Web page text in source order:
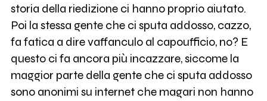
storia della riedizione ci hanno proprio aiutato.
Poi la stessa gente che ci sputa addosso, cazzo,
fa fatica a dire vaffanculo al capoufficio, no? E
questo ci fa ancora più incazzare, siccome la
maggior parte della gente che ci sputa addosso
sono anonimi su internet che magari non hanno